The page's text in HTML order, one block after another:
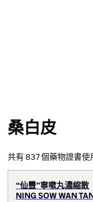
桑白皮
共有 837 個藥物證書使
“仙豐”寧嗽丸濃縮散
NING SOW WAN